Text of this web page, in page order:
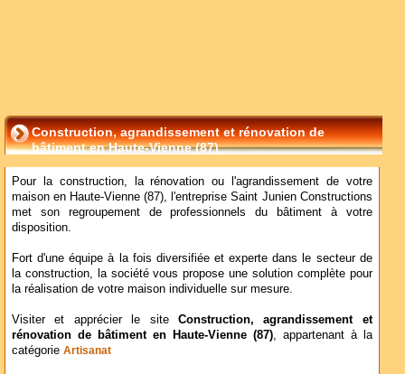
Construction, agrandissement et rénovation de
bâtiment en Haute-Vienne (87)
Pour la construction, la rénovation ou l'agrandissement de votre
maison en Haute-Vienne (87), l'entreprise Saint Junien Constructions
met son regroupement de professionnels du bâtiment à votre
disposition.
Fort d'une équipe à la fois diversifiée et experte dans le secteur de
la construction, la société vous propose une solution complète pour
la réalisation de votre maison individuelle sur mesure.
Visiter et apprécier le site Construction, agrandissement et
rénovation de bâtiment en Haute-Vienne (87), appartenant à la
catégorie Artisanat